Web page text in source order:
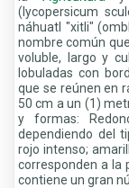
(lycopersicum
náhuatl "xitli"
nombre común
voluble, largo y
lobuladas con
que se reúnen en
50 cm a un (1)
y formas:
dependiendo del
rojo intenso;
corresponden a la
contiene un gran